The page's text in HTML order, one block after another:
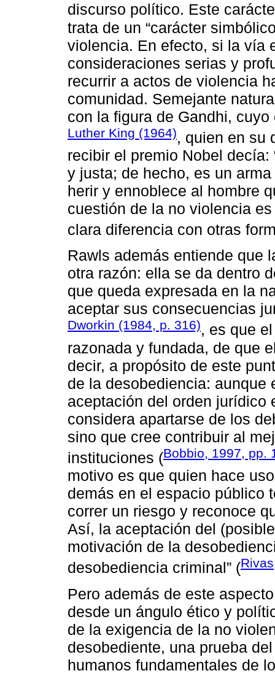
discurso político. Este
trata de un “carácter
violencia. En efecto, si la vía
consideraciones serias y
recurrir a actos de violencia
comunidad. Semejante
con la figura de Gandhi,
Luther King (1964), quien en su
recibir el premio Nobel
y justa; de hecho, es un
herir y ennoblece al hombre
cuestión de la no violencia
clara diferencia con otras
Rawls además entiende que
otra razón: ella se da dentro
que queda expresada en la
aceptar sus consecuencias
Dworkin (1984, p. 316), es que
razonada y fundada, de que
decir, a propósito de este
de la desobediencia: aunque
aceptación del orden jurídico
considera apartarse de los
sino que cree contribuir al
instituciones (Bobbio, 1997, pp.
motivo es que quien hace
demás en el espacio público
correr un riesgo y reconoce
Así, la aceptación del
motivación de la
desobediencia criminal” (
Pero además de este
desde un ángulo ético y
de la exigencia de la no
desobediente, una prueba
humanos fundamentales de